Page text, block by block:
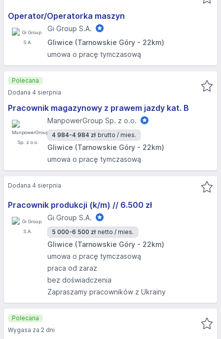
Operator/Operatorka maszyn
Gi Group S.A.
Gliwice (Tarnowskie Góry - 22km)
umowa o pracę tymczasową
Pracownik magazynowy z prawem jazdy kat. B
ManpowerGroup Sp. z o.o.
4 984-4 984 zł brutto / mies.
Gliwice (Tarnowskie Góry - 22km)
umowa o pracę tymczasową
Polecana
Dodana 4 sierpnia
Pracownik produkcji (k/m) // 6.500 zł
Gi Group S.A.
5 000-6 500 zł netto / mies.
Gliwice (Tarnowskie Góry - 22km)
umowa o pracę tymczasową
praca od zaraz
bez doświadczenia
Zapraszamy pracowników z Ukrainy
Dodana 4 sierpnia
Polecana
Wygasa za 2 dni